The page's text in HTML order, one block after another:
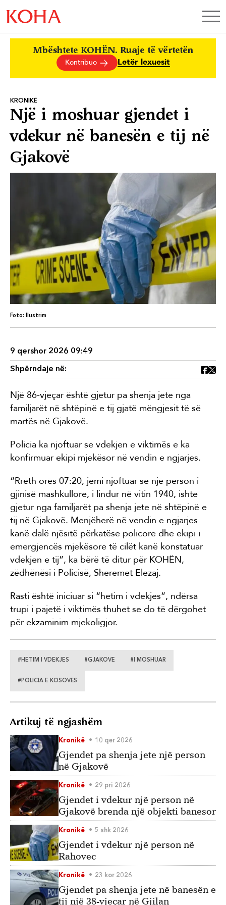
Mbështete KOHËN. Ruaje të vërtetën
Kontribuo Letër lexuesit
KRONIKË
Një i moshuar gjendet i
vdekur në banesën e tij në
Gjakovë
Foto: Ilustrim
9 qershor 2026 09:49
Shpërndaje në:
Një 86-vjeçar është gjetur pa shenja jete nga
familjarët në shtëpinë e tij gjatë mëngjesit të së
martës në Gjakovë.
Policia ka njoftuar se vdekjen e viktimës e ka
konfirmuar ekipi mjekësor në vendin e ngjarjes.
“Rreth orës 07:20, jemi njoftuar se një person i
gjinisë mashkullore, i lindur në vitin 1940, ishte
gjetur nga familjarët pa shenja jete në shtëpinë e
tij në Gjakovë. Menjëherë në vendin e ngjarjes
kanë dalë njësitë përkatëse policore dhe ekipi i
emergjencës mjekësore të cilët kanë konstatuar
vdekjen e tij”, ka bërë të ditur për KOHËN,
zëdhënësi i Policisë, Sheremet Elezaj.
Rasti është iniciuar si “hetim i vdekjes”, ndërsa
trupi i pajetë i viktimës thuhet se do të dërgohet
për ekzaminim mjekoligjor.
#HETIM I VDEKJES #GJAKOVE #I MOSHUAR
#POLICIA E KOSOVËS
Artikuj të ngjashëm
Kronikë 10 qer 2026
Gjendet pa shenja jete një person
në Gjakovë
Kronikë 29 pri 2026
Gjendet i vdekur një person në
Gjakovë brenda një objekti banesor
Kronikë 5 shk 2026
Gjendet i vdekur një person në
Rahovec
Kronikë 23 kor 2026
Gjendet pa shenja jete në banesën e
tij një 38-vjeçar në Gjilan